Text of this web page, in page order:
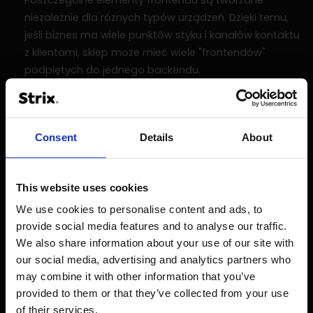
Consent Details About
This website uses cookies
We use cookies to personalise content and ads, to
provide social media features and to analyse our traffic.
We also share information about your use of our site with
our social media, advertising and analytics partners who
may combine it with other information that you’ve
provided to them or that they’ve collected from your use
of their services.
niezależnie dla różnych typów urządzeń. Dzięki temu,
jeśli biznes ma wiele punktów styku i kanałów kontaktu
z klientami, sklep może mieć wiele "frontendów"
podpiętych do jednego backendu.
Na drugim poziomie od dołu mamy backend. Jest on
podzielony na mikroserwisy, które są niezależnymi
kawałki kodu. Każdy z nich pracuje z własną, oddzielną
koszyka, kasy, płatności, CMS, czy obsługi klienta.
Na samym dole mamy bazę danych.
Przechowują one
i porządkują informacje o sklepie internetowym.
Backend dostarcza dane dla pierwszego poziomu od góry
(tzw. head) za pomocą różnych formatów API, takich jak
JSON, GraphQL, itp.